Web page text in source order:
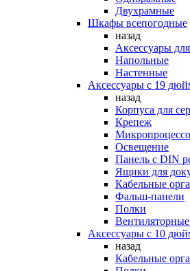
Двухрамные
Шкафы всепогодные
назад
Аксессуары
Напольные
Настенные
Аксессуары с 19
назад
Корпуса для
Крепеж
Освещение
Панель с DIN
Ящики для
Кабельные
Фальш-панели
Полки
Аксессуары с 10
назад
Кабельные